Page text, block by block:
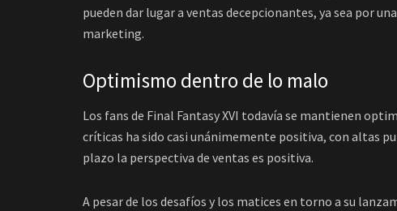
pueden dar lugar a ventas decepcionantes, ya sea por
marketing.
Optimismo dentro de lo malo
Los fans de Final Fantasy XVI todavía se mantienen
críticas ha sido casi unánimemente positiva, con altas
plazo la perspectiva de ventas es positiva.
A pesar de los desafíos y los matices en torno a su